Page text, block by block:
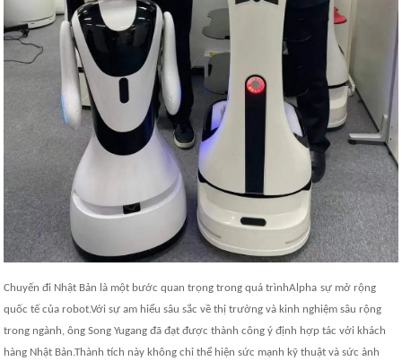
Chuyến đi Nhật Bản là một bước quan trọng trong quá trìnhAlpha sự mở rộng
quốc tế của robot.Với sự am hiểu sâu sắc về thị trường và kinh nghiệm sâu rộng
trong ngành, ông Song Yugang đã đạt được thành công ý định hợp tác với khách
hàng Nhật Bản.Thành tích này không chỉ thể hiện sức mạnh kỹ thuật và sức ảnh